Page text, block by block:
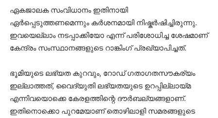
ഏകജാലക സംവിധാനം ഇതിനായി
ഏര്‍പ്പെടുത്തണമെന്നും കര്‍ശനമായി നിഷ്കർഷിച്ചിരുന്നു.
ഇവയെല്ലാം നടപ്പാക്കിയോ എന്ന് പരിശോധിച്ച ശേഷമാണ്
കേന്ദ്രം സംസ്ഥാനങ്ങളുടെ റാങ്കിംഗ് പ്രഖ്യാപിച്ചത്.
ഭൂമിയുടെ ലഭ്യത കുറവും, റോഡ് ഗതാഗതസൗകര്യം
ഇല്ലാത്തത്, വൈദ്യുതി ലഭ്യതയുടെ ഉറപ്പില്ലായ്മ
എന്നിവയൊക്കെ കേരളത്തിന്റെ ദൗര്‍ബല്യങ്ങളാണ്.
ഇതിനൊക്കൊ പുറമേയാണ് തൊഴിലാളി സമരങ്ങളുടെ